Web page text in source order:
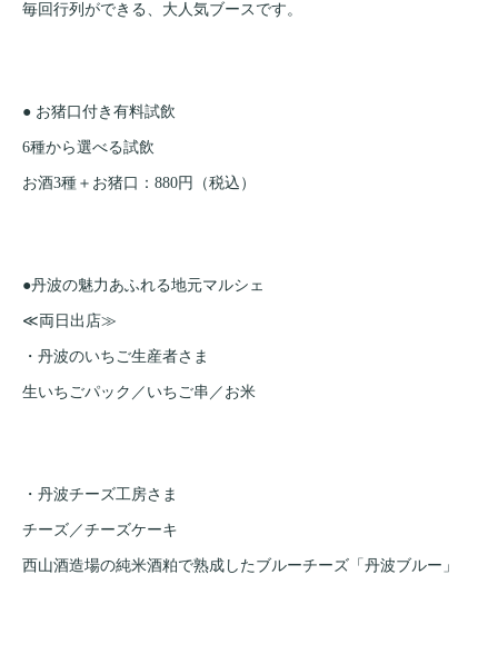
毎回行列ができる、大人気ブースです。
● お猪口付き有料試飲
6種から選べる試飲
お酒3種＋お猪口：880円（税込）
●丹波の魅力あふれる地元マルシェ
≪両日出店≫
・丹波のいちご生産者さま
生いちごパック／いちご串／お米
・丹波チーズ工房さま
チーズ／チーズケーキ
西山酒造場の純米酒粕で熟成したブルーチーズ「丹波ブルー」